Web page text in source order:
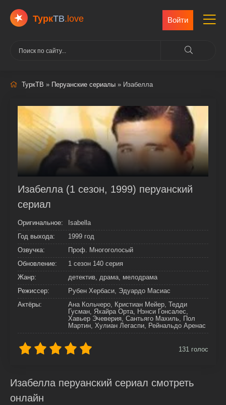
ТуркТВ.love Войти
ТуркТВ » Перуанские сериалы » Изабелла
Изабелла (1 сезон, 1999) перуанский
сериал
Оригинальное:
Isabella
Год выхода:
1999 год
Озвучка:
Проф. Многоголосый
Обновление:
1 сезон 140 серия
Жанр:
детектив, драма, мелодрама
Режиссер:
Рубен Хербаси, Эдуардо Масиас
Актёры:
Ана Кольчеро, Кристиан Мейер, Тедди
Гусман, Яхайра Орта, Нэнси Гонсалес,
Хавьер Эчеверия, Сантьяго Махиль, Пол
Мартин, Хулиан Легаспи, Рейнальдо Аренас
131 голос
Изабелла перуанский сериал смотреть
онлайн